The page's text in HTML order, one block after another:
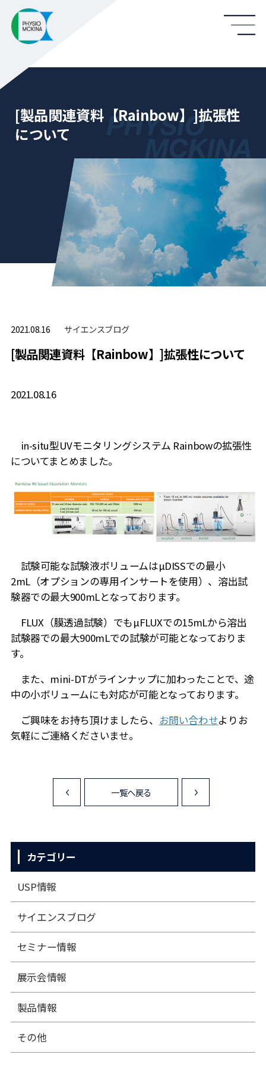
[製品関連資料【Rainbow】]拡張性
について
2021.08.16 サイエンスブログ
[製品関連資料【Rainbow】]拡張性について
2021.08.16
in-situ型UVモニタリングシステム Rainbowの拡張性
についてまとめました。
試験可能な試験液ボリュームはµDISSでの最小
2mL（オプションの専用インサートを使用）、溶出試
験器での最大900mLとなっております。
FLUX（膜透過試験）でもµFLUXでの15mLから溶出
試験器での最大900mLでの試験が可能となっておりま
す。
また、mini-DTがラインナップに加わったことで、途
中の小ボリュームにも対応が可能となっております。
ご興味をお持ち頂けましたら、 お問い合わせよりお
気軽にご連絡くださいませ。
<
一覧へ戻る
カテゴリー
USP情報
サイエンスブログ
セミナー情報
展⽰会情報
製品情報
その他